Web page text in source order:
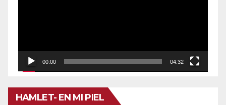
00:00 04:32
HAMLET- EN MI PIEL